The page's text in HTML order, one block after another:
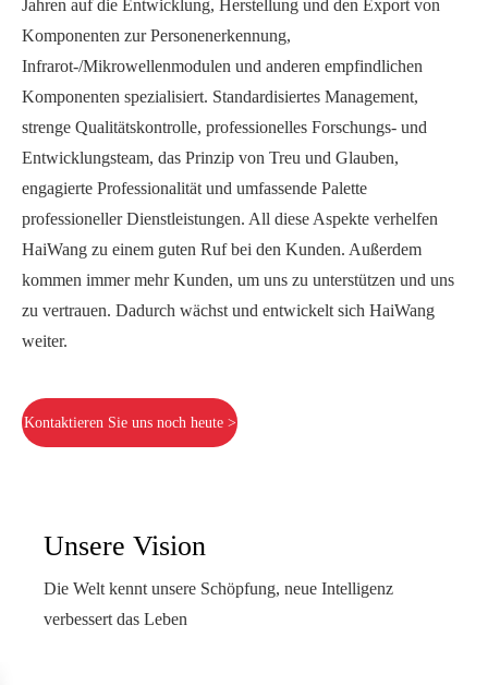
Jahren auf die Entwicklung, Herstellung und den Export von
Komponenten zur Personenerkennung,
Infrarot-/Mikrowellenmodulen und anderen empfindlichen
Komponenten spezialisiert. Standardisiertes Management,
strenge Qualitätskontrolle, professionelles Forschungs- und
Entwicklungsteam, das Prinzip von Treu und Glauben,
engagierte Professionalität und umfassende Palette
professioneller Dienstleistungen. All diese Aspekte verhelfen
HaiWang zu einem guten Ruf bei den Kunden. Außerdem
kommen immer mehr Kunden, um uns zu unterstützen und uns
zu vertrauen. Dadurch wächst und entwickelt sich HaiWang
weiter.
Kontaktieren Sie uns noch heute >
Unsere Vision
Die Welt kennt unsere Schöpfung, neue Intelligenz
verbessert das Leben